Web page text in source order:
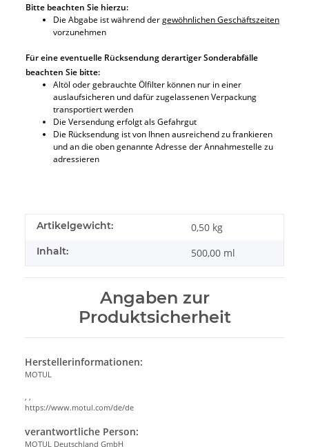
Bitte beachten Sie hierzu:
Die Abgabe ist während dergewöhnlichen Geschäftszeiten
vorzunehmen
Für eine eventuelle Rücksendung derartiger Sonderabfälle
beachten Sie bitte:
Altöl oder gebrauchte Ölfilter können nur in einer
auslaufsicheren und dafür zugelassenen Verpackung
transportiert werden
Die Versendung erfolgt als Gefahrgut
Die Rücksendung ist von Ihnen ausreichend zu frankieren
und an die oben genannte Adresse der Annahmestelle zu
adressieren
Artikelgewicht: 0,50 kg
Inhalt: 500,00 ml
Angaben zur
Produktsicherheit
Herstellerinformationen:
MOTUL
https://www.motul.com/de/de
verantwortliche Person:
MOTUL Deutschland GmbH